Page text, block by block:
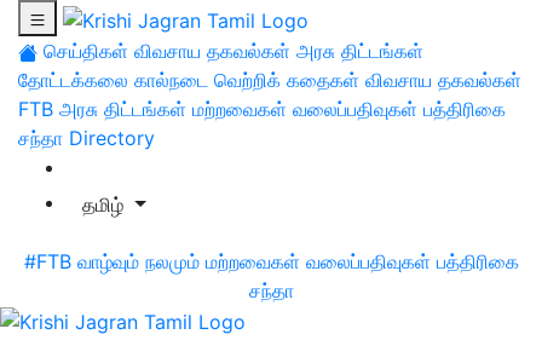
செய்திகள் விவசாய தகவல்கள் அரசு திட்டங்கள்
தோட்டக்கலை கால்நடை வெற்றிக் கதைகள் விவசாய தகவல்கள்
FTB அரசு திட்டங்கள் மற்றவைகள் வலைப்பதிவுகள் பத்திரிகை
சந்தா Directory
தமிழ்
#FTB வாழ்வும் நலமும் மற்றவைகள் வலைப்பதிவுகள் பத்திரிகை
சந்தா